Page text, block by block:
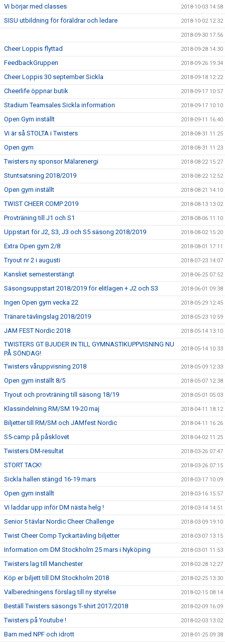
Vi börjar med classes 2018-10-03 14:58
SISU utbildning för föräldrar och ledare 2018-10-02 12:32
2018-09-30 17:56
Cheer Loppis flyttad 2018-09-28 14:30
FeedbackGruppen 2018-09-26 19:34
Cheer Loppis 30 september Sickla 2018-09-18 12:22
Cheerlife öppnar butik 2018-09-17 10:57
Stadium Teamsales Sickla information 2018-09-17 10:10
Open Gym inställt 2018-09-11 16:40
Vi är så STOLTA i Twisters 2018-08-31 11:25
Open gym 2018-08-31 11:23
Twisters ny sponsor Mälarenergi 2018-08-22 15:27
Stuntsatsning 2018/2019 2018-08-22 12:52
Open gym inställt 2018-08-21 14:10
TWIST CHEER COMP 2019 2018-08-13 13:02
Provträning till J1 och S1 2018-08-06 11:10
Uppstart för J2, S3, J3 och S5 säsong 2018/2019 2018-08-02 15:20
Extra Open gym 2/8 2018-08-01 17:11
Tryout nr 2 i augusti 2018-07-23 14:07
Kansliet semesterstängt 2018-06-25 07:52
Säsongsuppstart 2018/2019 för elitlagen + J2 och S3 2018-06-01 09:38
Ingen Open gym vecka 22 2018-05-29 12:45
Tränare tävlingslag 2018/2019 2018-05-23 10:59
JAM FEST Nordic 2018 2018-05-14 13:10
TWISTERS GT BJUDER IN TILL GYMNASTIKUPPVISNING NU
PÅ SÖNDAG!
2018-05-14 10:33
Twisters våruppvisning 2018 2018-05-09 12:33
Open gym inställt 8/5 2018-05-07 12:38
Tryout och provträning till säsong 18/19 2018-05-01 05:03
Klassindelning RM/SM 19-20 maj 2018-04-11 18:12
Biljetter till RM/SM och JAMfest Nordic 2018-04-11 16:26
S5-camp på påsklovet 2018-04-02 11:25
Twisters DM-resultat 2018-03-26 07:47
STORT TACK! 2018-03-26 07:15
Sickla hallen stängd 16-19 mars 2018-03-17 10:09
Open gym inställt 2018-03-16 15:57
Vi laddar upp inför DM nästa helg ! 2018-03-14 14:51
Senior 5 tävlar Nordic Cheer Challenge 2018-03-09 19:10
Twist Cheer Comp Tyckartävling biljetter 2018-03-07 13:15
Information om DM Stockholm 25 mars i Nyköping 2018-03-01 11:53
Twisters lag till Manchester 2018-02-28 12:27
Köp er biljett till DM Stockholm 2018 2018-02-25 13:30
Valberedningens förslag till ny styrelse 2018-02-15 08:14
Beställ Twisters säsongs T-shirt 2017/2018 2018-02-09 16:09
Twisters på Youtube ! 2018-02-03 13:02
Barn med NPF och idrott 2018-01-25 09:38